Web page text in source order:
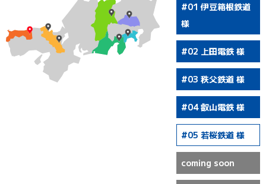
#01 伊豆箱根鉄道
様
#02 上田電鉄 様
#03 秩父鉄道 様
#04 叡山電鉄 様
#05 若桜鉄道 様
coming soon